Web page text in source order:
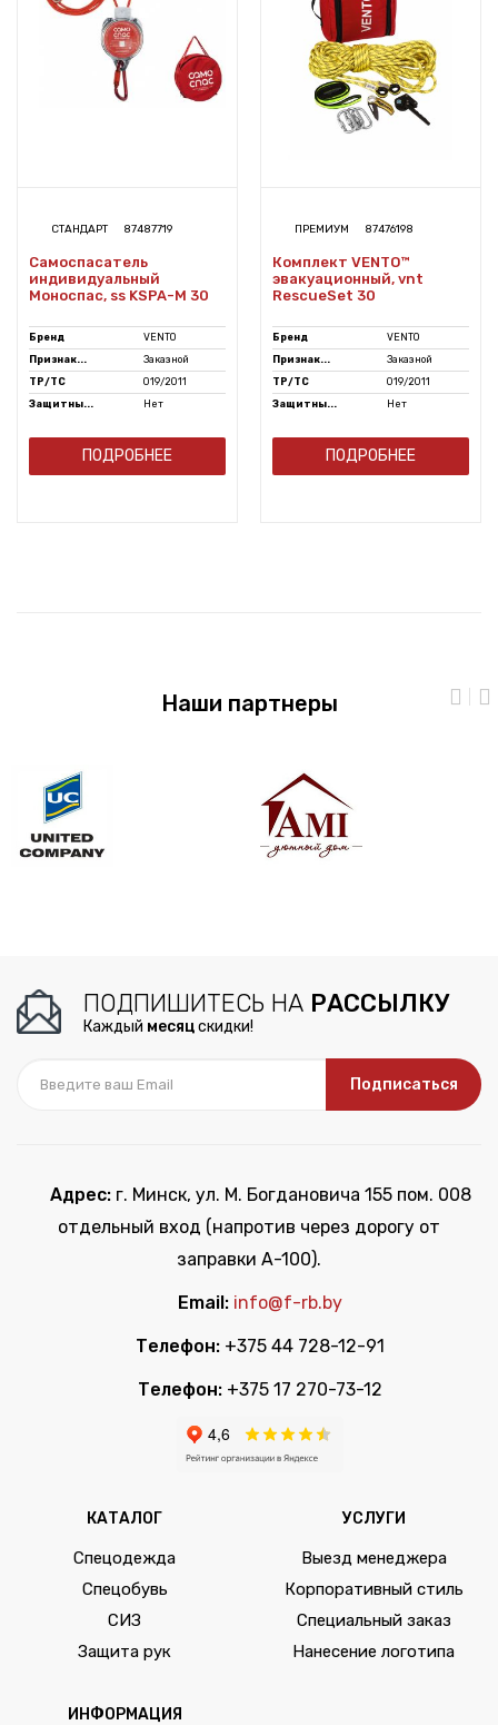
СТАНДАРТ 87487719
Самоспасатель
индивидуальный
Моноспас, ss KSPA-M 30
Бренд
VENTO
Признак...
Заказной
ТР/ТС
019/2011
Защитны...
Нет
ПОДРОБНЕЕ
ПРЕМИУМ 87476198
Комплект VENTO™
эвакуационный, vnt
RescueSet 30
Бренд
VENTO
Признак...
Заказной
ТР/ТС
019/2011
Защитны...
Нет
ПОДРОБНЕЕ
Наши партнеры
ПОДПИШИТЕСЬ НА РАССЫЛКУ
Каждый месяцскидки!
Подписаться
Адрес:г. Минск, ул. М. Богдановича 155 пом. 008
отдельный вход (напротив через дорогу от
заправки А-100).
Email: info@f-rb.by
Телефон: +375 44 728-12-91
Телефон: +375 17 270-73-12
КАТАЛОГ
Спецодежда
Спецобувь
СИЗ
Защита рук
УСЛУГИ
Выезд менеджера
Корпоративный стиль
Специальный заказ
Нанесение логотипа
ИНФОРМАЦИЯ